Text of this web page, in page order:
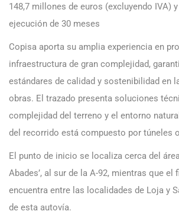
148,7 millones de euros (excluyendo IVA)
ejecución de 30 meses
Copisa aporta su amplia experiencia en
infraestructura de gran complejidad,
estándares de calidad y sostenibilidad en
obras. El trazado presenta soluciones
complejidad del terreno y el entorno
del recorrido está compuesto por túneles
El punto de inicio se localiza cerca del
Abades’, al sur de la A-92, mientras que el
encuentra entre las localidades de Loja y
de esta autovía.